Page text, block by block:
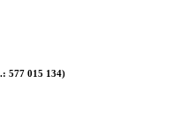
577 015 134)